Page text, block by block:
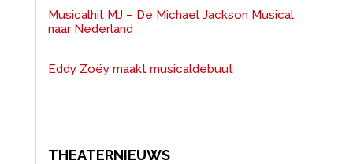
Musicalhit MJ – De Michael Jackson Musical
naar Nederland
Eddy Zoëy maakt musicaldebuut
THEATERNIEUWS